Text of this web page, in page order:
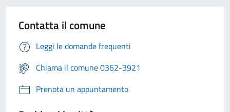
Contatta il comune
Leggi le domande frequenti
Chiama il comune 0362-3921
Prenota un appuntamento